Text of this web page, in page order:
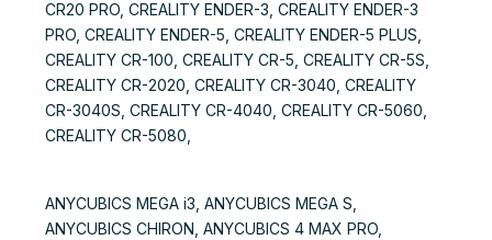
CR20 PRO, CREALITY ENDER-3, CREALITY ENDER-3
PRO, CREALITY ENDER-5, CREALITY ENDER-5 PLUS,
CREALITY CR-100, CREALITY CR-5, CREALITY CR-5S,
CREALITY CR-2020, CREALITY CR-3040, CREALITY
CR-3040S, CREALITY CR-4040, CREALITY CR-5060,
CREALITY CR-5080,
ANYCUBICS MEGA i3, ANYCUBICS MEGA S,
ANYCUBICS CHIRON, ANYCUBICS 4 MAX PRO,